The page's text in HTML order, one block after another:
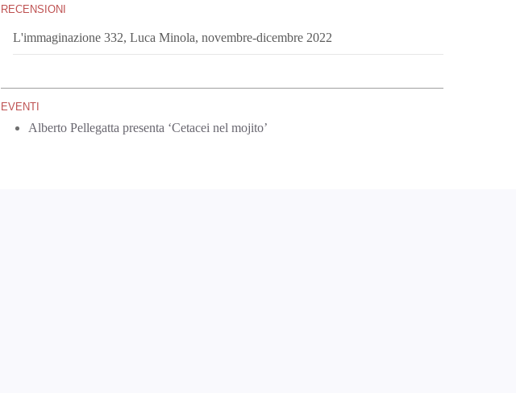
RECENSIONI
L'immaginazione 332, Luca Minola, novembre-dicembre 2022
EVENTI
Alberto Pellegatta presenta ‘Cetacei nel mojito’